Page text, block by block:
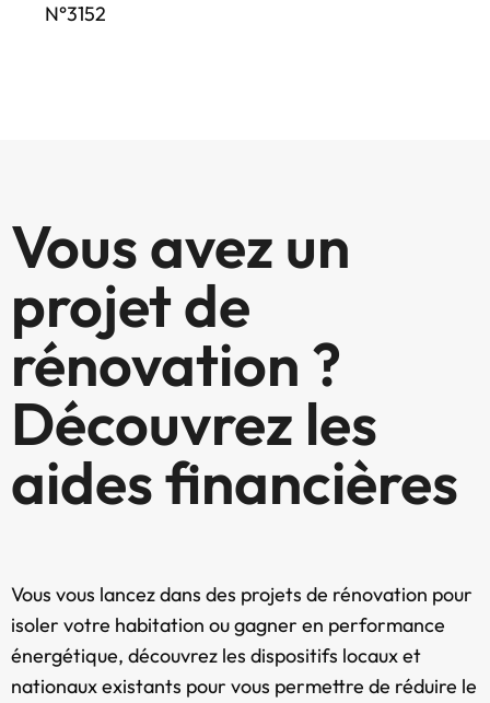
N°3152
Vous avez un
projet de
rénovation ?
Découvrez les
aides financières
Vous vous lancez dans des projets de rénovation pour
isoler votre habitation ou gagner en performance
énergétique, découvrez les dispositifs locaux et
nationaux existants pour vous permettre de réduire le